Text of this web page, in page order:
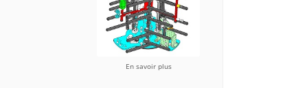
En savoir plus